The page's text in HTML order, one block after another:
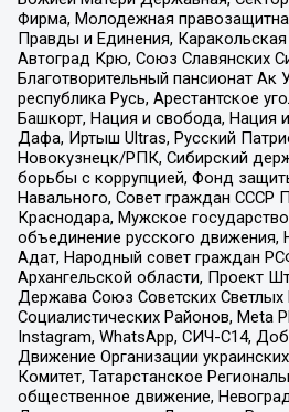
Фирма, Молодежная
Правды и Единения, Каракольская
Автоград Крю, Союз Славянских
Благотворительный пансионат Ак
республика Русь, Арестантское
Башкорт, Нация и свобода, Нация
Дафа, Иртыш Ultras, Русский
Новокузнецк/РПК, Сибирский
борьбы с коррупцией, Фонд
Навального, Совет граждан СССР
Краснодара, Мужское
объединение русского движения,
Адат, Народный совет граждан
Архангельской области, Проект
Держава Союз Советских Светлых
Социалистических Районов, Meta
Instagram, WhatsApp, СИЧ-С14,
Движение Организации
Комитет, Татарстанское
общественное движение,